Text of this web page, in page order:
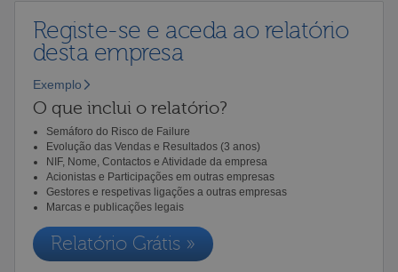
Registe-se e aceda ao relatório
desta empresa
Exemplo
O que inclui o relatório?
Semáforo do Risco de Failure
Evolução das Vendas e Resultados (3 anos)
NIF, Nome, Contactos e Atividade da empresa
Acionistas e Participações em outras empresas
Gestores e respetivas ligações a outras empresas
Marcas e publicações legais
Relatório Grátis »